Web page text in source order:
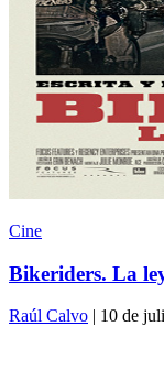
Cine
Bikeriders. La
Raúl Calvo | 10 de